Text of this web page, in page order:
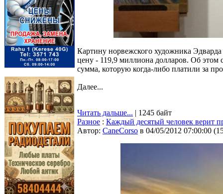
Картину норвежского художника
цену - 119,9 миллиона долларов. Об этом
сумма, которую когда-либо платили за
Далее...
Читать дальше... | 1245 байт
Разное : Каждый десятый человек верит
Автор: CaneCorso в 04/05/2012 07:00:00 (